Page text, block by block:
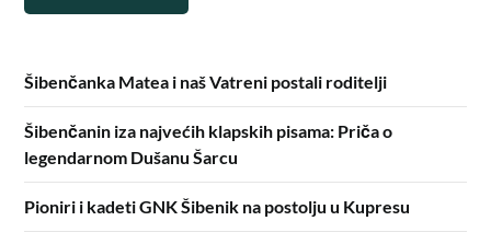
Šibenčanka Matea i naš Vatreni postali roditelji
Šibenčanin iza najvećih klapskih pisama: Priča o
legendarnom Dušanu Šarcu
Pioniri i kadeti GNK Šibenik na postolju u Kupresu